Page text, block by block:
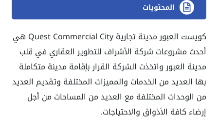
المحتويات
كويست العبور مدينة تجارية Quest Commercial City هي
أحدث مشروعات شركة الأشراف للتطوير العقاري في قلب
مدينة العبور واتخذت الشركة القرار بإقامة مدينة متكاملة
بها العديد من الخدمات والمميزات المختلفة وتقديم العديد
من الوحدات المختلفة مع العديد من المساحات من أجل
إرضاء كافة الأذواق والاحتياجات.